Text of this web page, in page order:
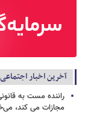
آخرین اخبار اجتماعی
راننده مست به
مجازات می کند،